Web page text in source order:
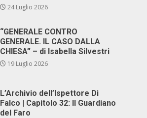
24 Luglio 2026
“GENERALE CONTRO
GENERALE. IL CASO DALLA
CHIESA” – di Isabella Silvestri
19 Luglio 2026
L’Archivio dell’Ispettore Di
Falco | Capitolo 32: Il Guardiano
del Faro